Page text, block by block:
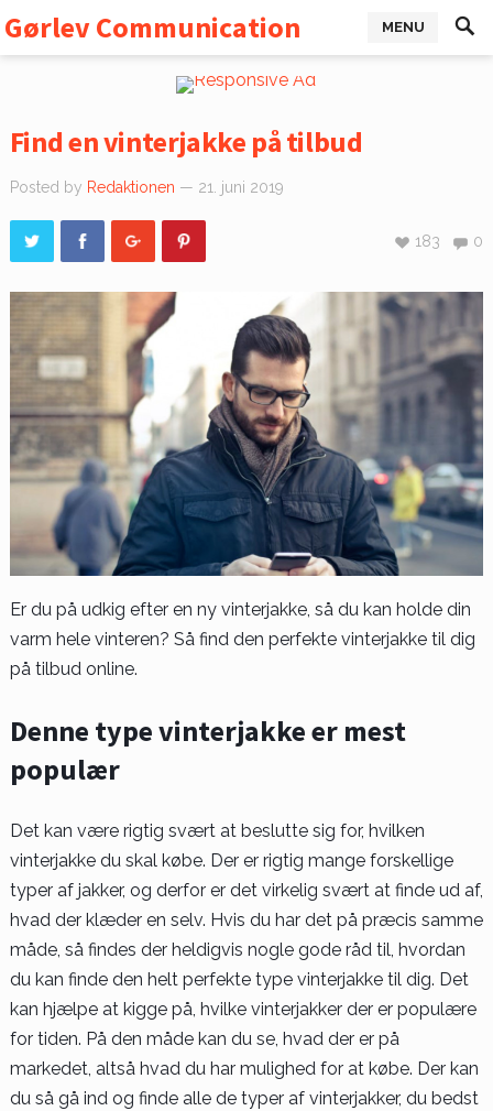
Gørlev Communication MENU
Find en vinterjakke på tilbud
Posted by Redaktionen — 21. juni 2019
0
183
Er du på udkig efter en ny vinterjakke, så du kan holde din
varm hele vinteren? Så find den perfekte vinterjakke til dig
på tilbud online.
Denne type vinterjakke er mest
populær
Det kan være rigtig svært at beslutte sig for, hvilken
vinterjakke du skal købe. Der er rigtig mange forskellige
typer af jakker, og derfor er det virkelig svært at finde ud af,
hvad der klæder en selv. Hvis du har det på præcis samme
måde, så findes der heldigvis nogle gode råd til, hvordan
du kan finde den helt perfekte type vinterjakke til dig. Det
kan hjælpe at kigge på, hvilke vinterjakker der er populære
for tiden. På den måde kan du se, hvad der er på
markedet, altså hvad du har mulighed for at købe. Der kan
du så gå ind og finde alle de typer af vinterjakker, du bedst